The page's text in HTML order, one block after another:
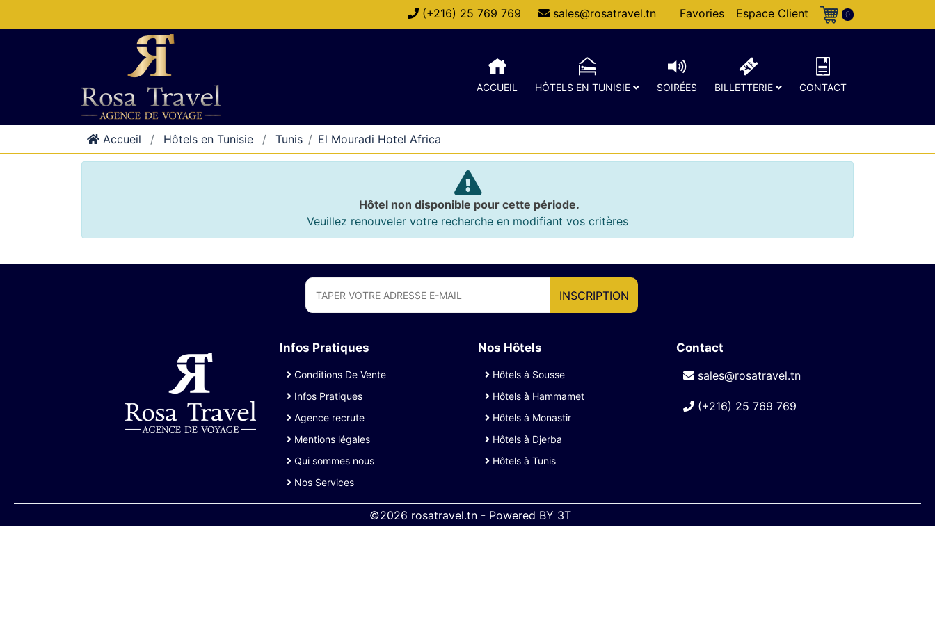
(+216) 25 769 769 sales@rosatravel.tn Favories Espace Client 0
ACCUEIL HÔTELS EN TUNISIE SOIRÉES BILLETTERIE CONTACT
Accueil Hôtels en Tunisie Tunis El Mouradi Hotel Africa
Hôtel non disponible pour cette période.
Veuillez renouveler votre recherche en modifiant vos critères
INSCRIPTION
Infos Pratiques
Conditions De Vente
Infos Pratiques
Agence recrute
Mentions légales
Qui sommes nous
Nos Services
Nos Hôtels
Hôtels à Sousse
Hôtels à Hammamet
Hôtels à Monastir
Hôtels à Djerba
Hôtels à Tunis
Contact
sales@rosatravel.tn
(+216) 25 769 769
©2026 rosatravel.tn - Powered BY 3T